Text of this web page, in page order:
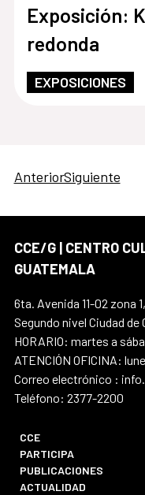
Exposición:
redonda
EXPOSICIONES
AnteriorSiguiente
CCE/G | CENTRO
GUATEMALA
6ta. Avenida 11-02 zona
Segundo nivel Ciudad de
HORARIO: martes a
ATENCIÓN OFICINA:
Correo electrónico :
Teléfono: 2377-2200
CCE
PARTICIPA
PUBLICACIONES
ACTUALIDAD